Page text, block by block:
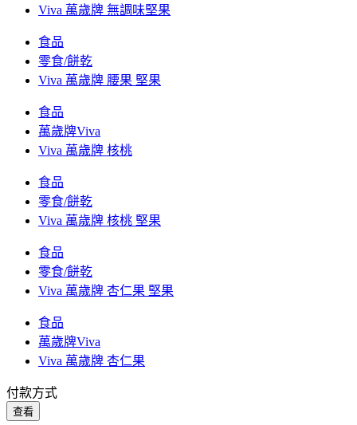
Viva 萬歲牌 無調味堅果
食品
零食/餅乾
Viva 萬歲牌 腰果 堅果
食品
萬歲牌Viva
Viva 萬歲牌 核桃
食品
零食/餅乾
Viva 萬歲牌 核桃 堅果
食品
零食/餅乾
Viva 萬歲牌 杏仁果 堅果
食品
萬歲牌Viva
Viva 萬歲牌 杏仁果
付款方式
查看